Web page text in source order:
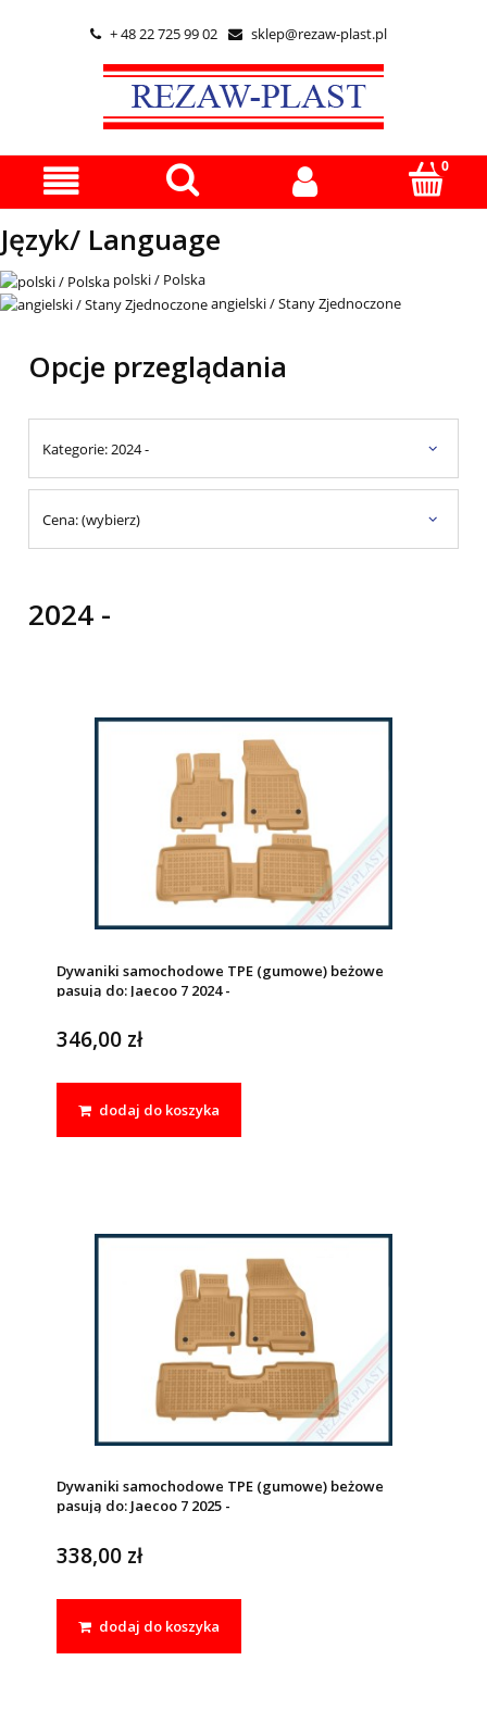
 + 48 22 725 99 02  sklep@rezaw-plast.pl
Język/ Language
polski / Polska
angielski / Stany Zjednoczone
Opcje przeglądania
Kategorie: 2024 -
Cena: (wybierz)
2024 -
Dywaniki samochodowe TPE (gumowe) beżowe
pasują do: Jaecoo 7 2024 -
346,00 zł
dodaj do koszyka
Dywaniki samochodowe TPE (gumowe) beżowe
pasują do: Jaecoo 7 2025 -
338,00 zł
dodaj do koszyka